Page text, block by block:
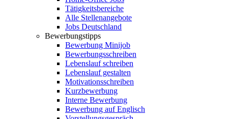
Tätigkeitsbereiche
Alle Stellenangebote
Jobs Deutschland
Bewerbungstipps
Bewerbung Minijob
Bewerbungsschreiben
Lebenslauf schreiben
Lebenslauf gestalten
Motivationsschreiben
Kurzbewerbung
Interne Bewerbung
Bewerbung auf Englisch